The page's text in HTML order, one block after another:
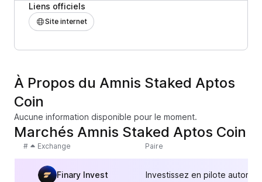
Liens officiels
Site internet
À Propos du Amnis Staked Aptos
Coin
Aucune information disponible pour le moment.
Marchés Amnis Staked Aptos Coin
# Exchange Paire
Finary Invest Investissez en pilote